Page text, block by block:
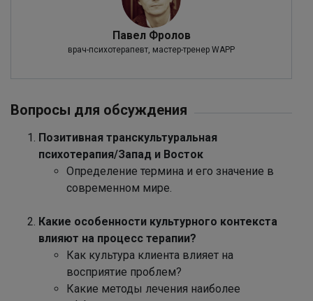
Павел Фролов
врач-психотерапевт, мастер-тренер WAPP
Вопросы для обсуждения
Позитивная транскультуральная
психотерапия/Запад и Восток
Определение термина и его значение в
современном мире.
Какие особенности культурного контекста
влияют на процесс терапии?
Как культура клиента влияет на
восприятие проблем?
Какие методы лечения наиболее